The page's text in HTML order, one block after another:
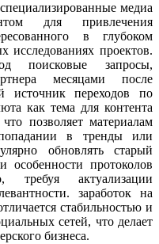
медиа
для привлечения
в глубоком
исследованиях проектов.
поисковые запросы,
месяцами после
источник переходов по
как тема для контента
позволяет материалам
в тренды или
обновлять старый
протоколов
требуя актуализации
заработок на
стабильностью и
сетей, что делает
бизнеса.